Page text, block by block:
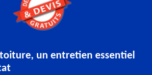
toiture, un entretien essentiel